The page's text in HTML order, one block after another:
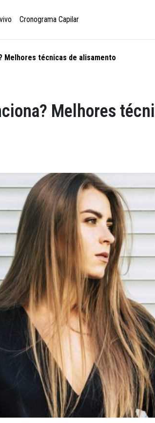
Cronograma Capilar
Melhores técnicas de alisamento
Melhores